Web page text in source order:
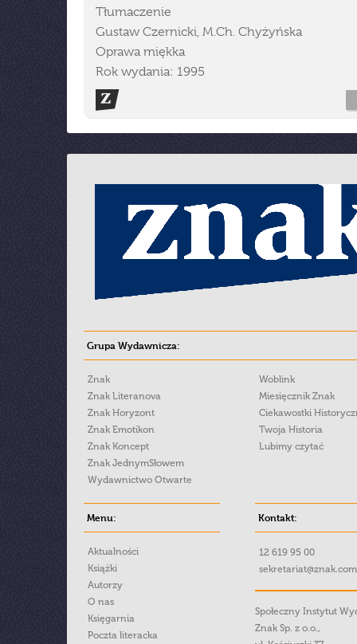
Tłumaczenie
Gustaw Czernicki, M.Ch. Chyżyńska
Oprawa miękka
Rok wydania: 1995
Grupa Wydawnicza:
Znak
Znak Literanova
Znak Horyzont
Znak Emotikon
Znak Koncept
Znak JednymSłowem
Wydawnictwo Otwarte
Woblink
Miesięcznik Znak
Ciekawostki
Twoja Historia
Lubimy czytać
Menu:
Aktualności
Książki
Autorzy
O nas
Księgarnia
Poczta literacka
Kontakt:
12 619 95 00
Społeczny Instytut
Znak Sp. z o.o.,